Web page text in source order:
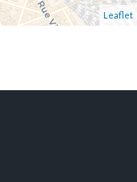
Leaflet